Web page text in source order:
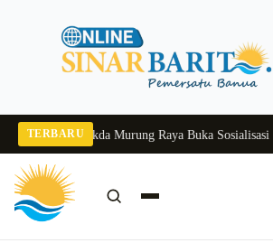
TERBARU
2026Pj Sekda Murung Raya Buka Sosialisasi